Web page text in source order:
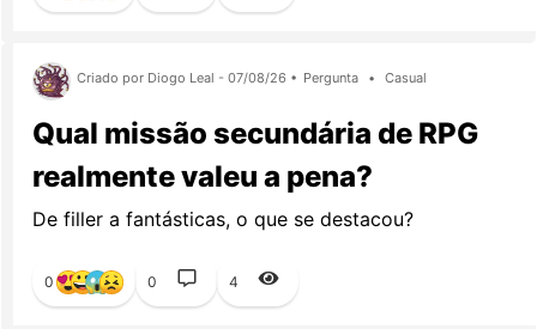
Criado por Diogo Leal - 07/08/26 • Pergunta • Casual
Qual missão secundária de RPG
realmente valeu a pena?
De filler a fantásticas, o que se destacou?
0 0 4